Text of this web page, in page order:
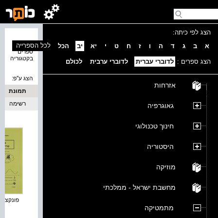
הצג לפי כיתה:
א
ב ג ד ה ו ז ח ט י יא יב הכל
הצג ספרים : לדוברי עברית לדוברי ערבית לכולם
אזרחות
גאוגרפיה
חינוך טכנולוגי
היסטוריה
מוזיקה
מחשבת ישראל - ממלכתי
מתמטיקה
ספרים
בקטגוריה
לכל הספרייה
הצג ע''פ:
תמונת
כריכה
רשימה